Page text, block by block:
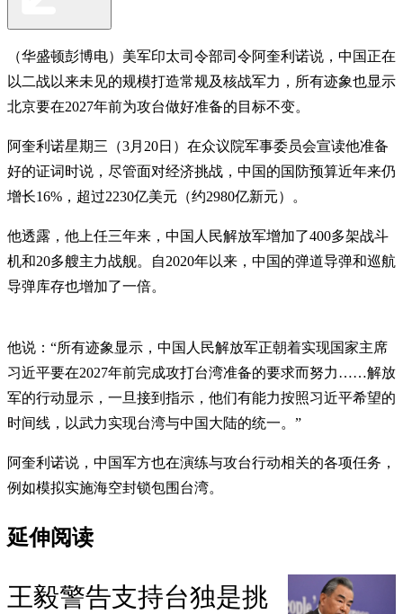
（华盛顿彭博电）美军印太司令部司令阿奎利诺说，中国正在
以二战以来未见的规模打造常规及核战军力，所有迹象也显示
北京要在2027年前为攻台做好准备的目标不变。
阿奎利诺星期三（3月20日）在众议院军事委员会宣读他准备
好的证词时说，尽管面对经济挑战，中国的国防预算近年来仍
增长16%，超过2230亿美元（约2980亿新元）。
他透露，他上任三年来，中国人民解放军增加了400多架战斗
机和20多艘主力战舰。自2020年以来，中国的弹道导弹和巡航
导弹库存也增加了一倍。
他说：“所有迹象显示，中国人民解放军正朝着实现国家主席
习近平要在2027年前完成攻打台湾准备的要求而努力……解放
军的行动显示，一旦接到指示，他们有能力按照习近平希望的
时间线，以武力实现台湾与中国大陆的统一。”
阿奎利诺说，中国军方也在演练与攻台行动相关的各项任务，
例如模拟实施海空封锁包围台湾。
延伸阅读
王毅警告支持台独是挑